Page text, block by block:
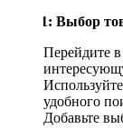
Шаг 1: Выбор
Перейдите
удобного
Добавьте